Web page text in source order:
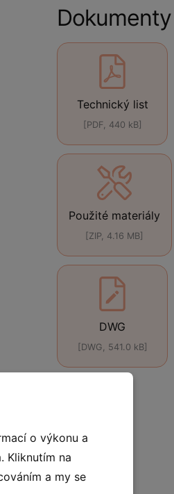
Dokumenty
Technický list
[PDF, 440 kB]
Použité materiály
[ZIP, 4.16 MB]
DWG
[DWG, 541.0 kB]
o výkonu a
Kliknutím na
a my se